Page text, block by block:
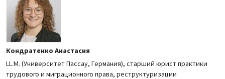
Кондратенко Анастасия
LL.M. (Университет Пассау, Германия), старший юрист практики
трудового и миграционного права, реструктуризации